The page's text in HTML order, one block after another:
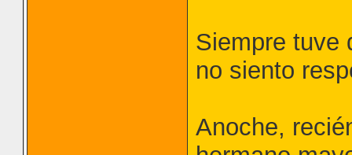
Siempre tuve
no siento
Anoche,